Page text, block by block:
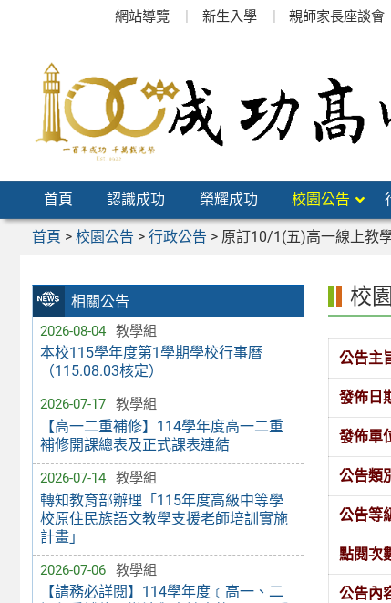
網站導覽 新生入學 親師家長座談會
首頁 認識成功 榮耀成功 校園公告
首頁 > 校園公告 > 行政公告 > 原訂10/1(五)高一線上教
相關公告
2026-08-04 教學組
本校115學年度第1學期學校行事曆
（115.08.03核定）
2026-07-17 教學組
【高一二重補修】114學年度高一二重
補修開課總表及正式課表連結
2026-07-14 教學組
轉知教育部辦理「115年度高級中等學
校原住民族語文教學支援老師培訓實施
計畫」
2026-07-06 教學組
【請務必詳閱】114學年度﹝高一、二
校
公告主
發佈日
發佈單
公告類
公告等
點閱次
公告內